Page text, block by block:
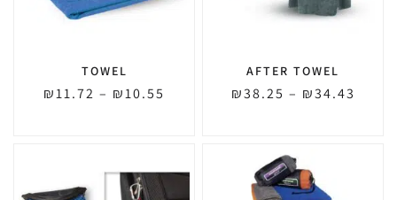
AFTER TOWEL
₪34.43
–
₪38.25
TOWEL
₪10.55
–
₪11.72